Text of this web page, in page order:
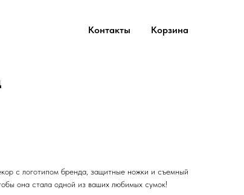
Контакты Корзина
с логотипом бренда, защитные ножки и съемный
она стала одной из ваших любимых сумок!